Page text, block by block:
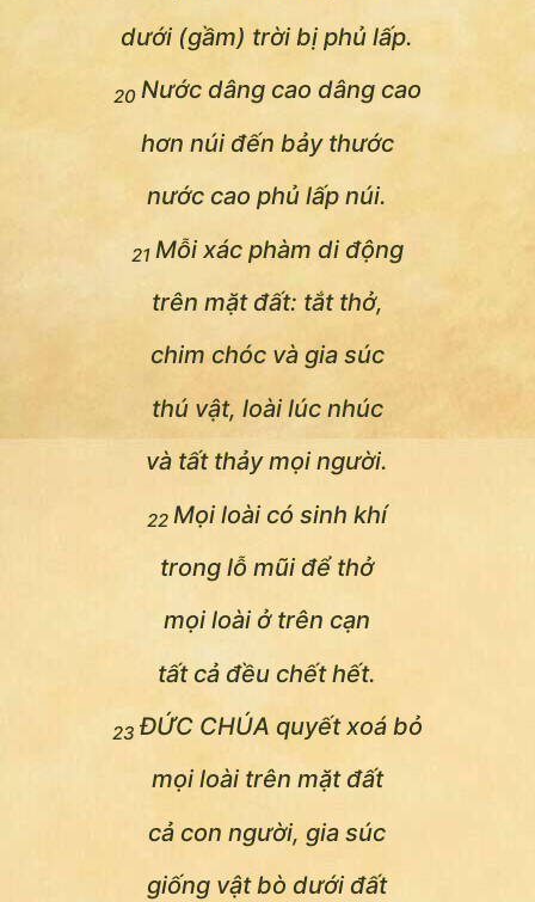
dưới (gầm) trời bị phủ lấp.
20 Nước dâng cao dâng cao
hơn núi đến bảy thước
nước cao phủ lấp núi.
21 Mỗi xác phàm di động
trên mặt đất: tắt thở,
chim chóc và gia súc
thú vật, loài lúc nhúc
và tất thảy mọi người.
22Mọi loài có sinh khí
trong lỗ mũi để thở
mọi loài ở trên cạn
tất cả đều chết hết.
23 ĐỨC CHÚA quyết xoá bỏ
mọi loài trên mặt đất
cả con người, gia súc
giống vật bò dưới đất